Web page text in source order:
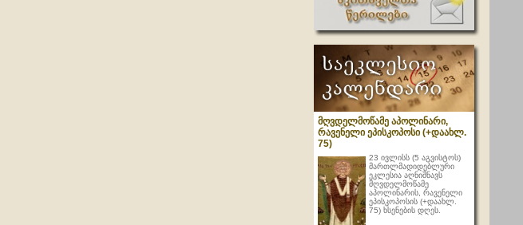
მღვდელმოწამე აპოლინარი,
რავენელი ეპისკოპოსი (+დაახლ.
75)
23 ივლისს (5 აგვისტოს)
მართლმადიდებლური
ეკლესია აღნიშნავს
მღვდელმოწამე
აპოლინარის, რავენელი
ეპისკოპოსის (+დაახლ.
75) ხსენების დღეს.